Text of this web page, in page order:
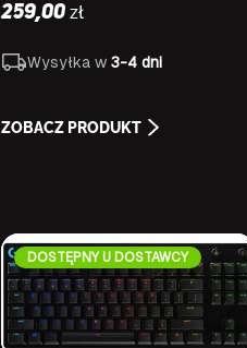
259,00zł
Wysyłka w3-4 dni
ZOBACZ PRODUKT
DOSTĘPNY U DOSTAWCY